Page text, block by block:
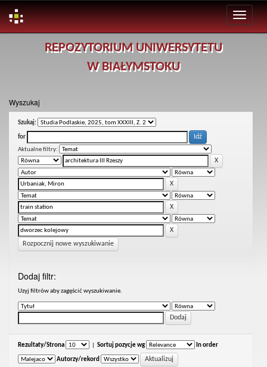
REPOZYTORIUM UNIWERSYTETU
W BIAŁYMSTOKU
Wyszukaj
Szukaj:
for
Aktualne filtry:
Rozpocznij nowe wyszukiwanie
Dodaj filtr:
Uzyj filtrów aby zagęścić wyszukiwanie.
Rezultaty/Strona Sortuj pozycje wg In order
Autorzy/rekord